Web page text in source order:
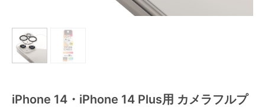
iPhone 14・iPhone 14 Plus用 カメラフルプ